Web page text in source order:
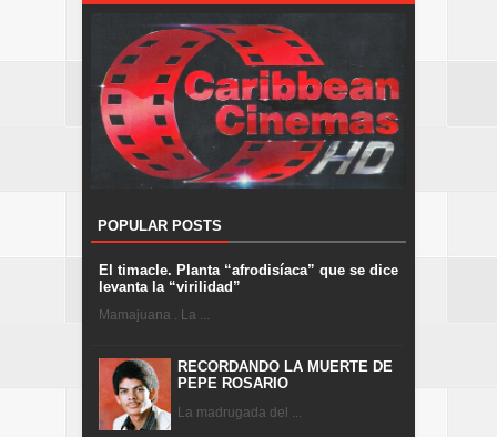
POPULAR POSTS
El timacle. Planta “afrodisíaca” que se dice
levanta la “virilidad”
Mamajuana . La ...
RECORDANDO LA MUERTE DE
PEPE ROSARIO
La madrugada del ...